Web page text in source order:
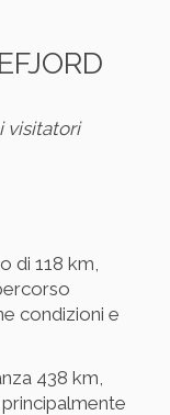
visitatori
di 118 km,
condizioni e
438 km,